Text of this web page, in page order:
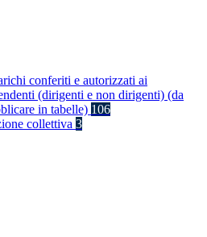
conferiti e autorizzati ai
(dirigenti e non dirigenti) (da
in tabelle) 106
collettiva 3